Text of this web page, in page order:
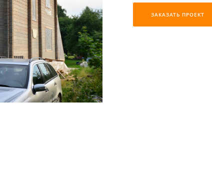
ЗАКАЗАТЬ ПРОЕКТ